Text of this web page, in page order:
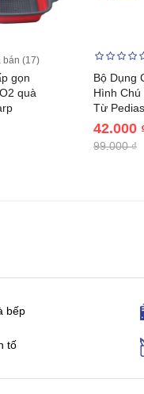
bán (17)
gọn
quà
Bộ Dụng
Hình Chú
Từ
42.000
99.000 ₫
bếp
tố